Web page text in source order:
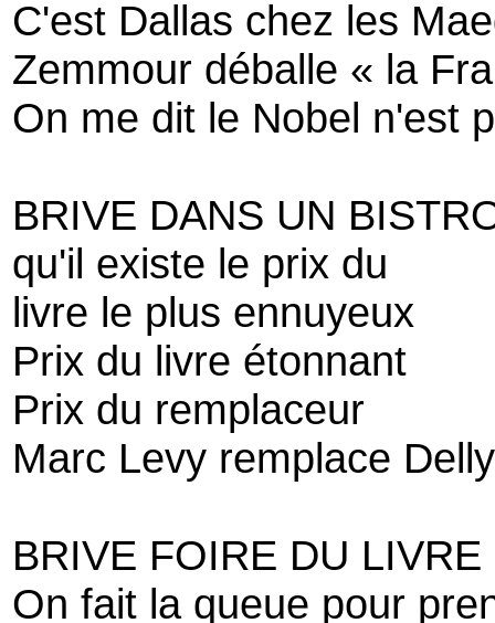
C'est Dallas chez les
Zemmour déballe « la
On me dit le Nobel n'est
BRIVE DANS UN
qu'il existe le prix du
livre le plus ennuyeux
Prix du livre étonnant
Prix du remplaceur
Marc Levy remplace Delly
BRIVE FOIRE DU LIVRE
On fait la queue pour